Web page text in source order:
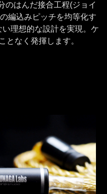
のはんだ接合工程(ジョイ
編込みピッチを均等化す
理想的な設計を実現。ケ
となく発揮します。